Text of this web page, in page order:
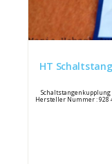
HT
Schaltstangenkupplung
Hersteller Nummer : 928